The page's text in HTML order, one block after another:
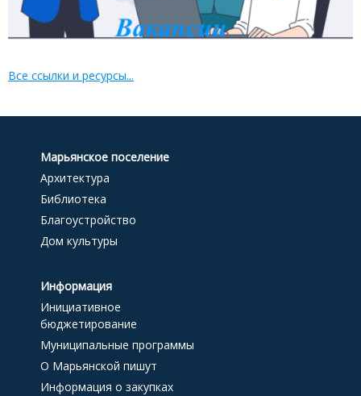
Все ссылки и ресурсы...
Марьянское поселение
Архитектура
Библиотека
Благоустройство
Дом культуры
Информация
Инициативное
бюджетирование
Муниципальные программы
О Марьянской пишут
Информация о закупках